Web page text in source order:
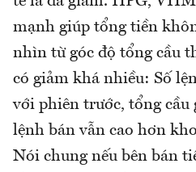
mạnh giúp tổng tiền
nhìn từ góc độ tổng cầu
có giảm khá nhiều: Số
với phiên trước, tổng
lệnh bán vẫn cao hơn
Nói chung nếu bên bán